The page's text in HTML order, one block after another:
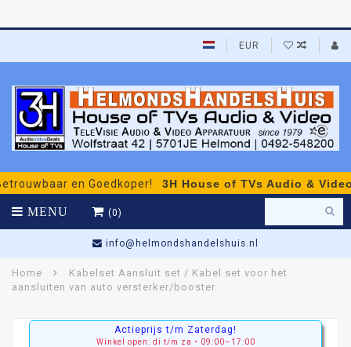
EUR
en Goedkoper!3H House of TVs Audio & Video-
MENU (0)
info@helmondshandelshuis.nl
Home
Kabelset Aansluit set / Kabel set voor het
aansluiten van auto versterker/booster
Actieprijs t/m Zaterdag!
Winkel open: di t/m za • 09:00–17:00